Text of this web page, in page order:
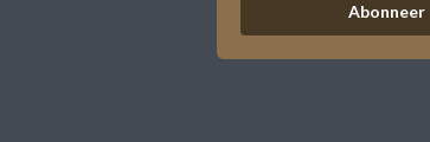
Abonneer